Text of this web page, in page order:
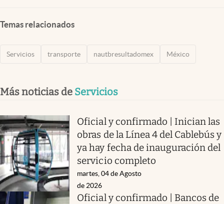
Temas relacionados
Servicios transporte nautbresultadomex México
Más noticias de Servicios
Oficial y confirmado | Inician las
obras de la Línea 4 del Cablebús y
ya hay fecha de inauguración del
servicio completo
martes, 04 de Agosto
de 2026
Oficial y confirmado | Bancos de